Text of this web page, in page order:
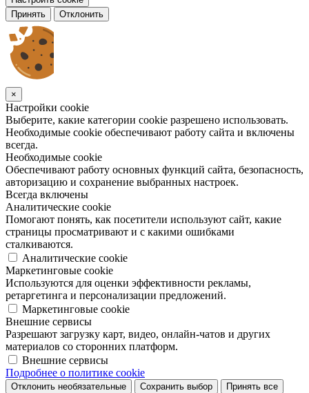
Принять
Отклонить
×
Настройки cookie
Выберите, какие категории cookie разрешено использовать.
Необходимые cookie обеспечивают работу сайта и включены
всегда.
Необходимые cookie
Обеспечивают работу основных функций сайта, безопасность,
авторизацию и сохранение выбранных настроек.
Всегда включены
Аналитические cookie
Помогают понять, как посетители используют сайт, какие
страницы просматривают и с какими ошибками
сталкиваются.
Аналитические cookie
Маркетинговые cookie
Используются для оценки эффективности рекламы,
ретаргетинга и персонализации предложений.
Маркетинговые cookie
Внешние сервисы
Разрешают загрузку карт, видео, онлайн-чатов и других
материалов со сторонних платформ.
Внешние сервисы
Подробнее о политике cookie
Отклонить необязательные Сохранить выбор Принять все